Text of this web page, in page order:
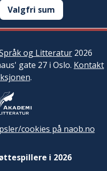
Valgfri sum
og Litteratur2026
gate 27 i Oslo. Kontakt
.
cookies på naob.no
i 2026